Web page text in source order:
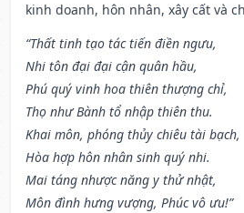
kinh doanh, hôn nhân, xây cất và
“Thất tinh tạo tác tiến điền ngưu,
Nhi tôn đại đại cận quân hầu,
Phú quý vinh hoa thiên thượng chỉ,
Thọ như Bành tổ nhập thiên thu.
Khai môn, phóng thủy chiêu tài bạch,
Hòa hợp hôn nhân sinh quý nhi.
Mai táng nhược năng y thử nhật,
Môn đình hưng vượng, Phúc vô ưu!”